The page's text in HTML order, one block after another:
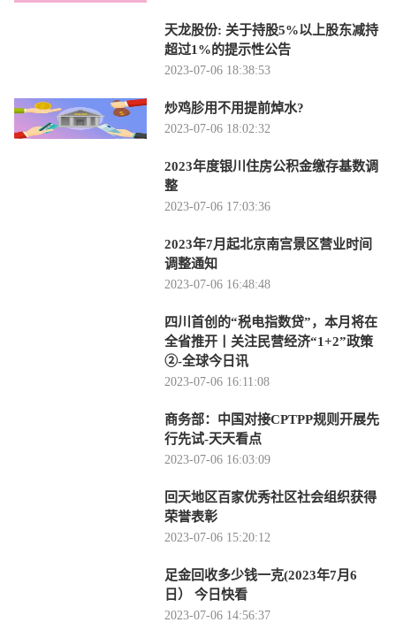
天龙股份: 关于持股5%以上股东减持
超过1%的提示性公告
2023-07-06 18:38:53
炒鸡胗用不用提前焯水?
2023-07-06 18:02:32
2023年度银川住房公积金缴存基数调
整
2023-07-06 17:03:36
2023年7月起北京南宫景区营业时间
调整通知
2023-07-06 16:48:48
四川首创的“税电指数贷”，本月将在
全省推开丨关注民营经济“1+2”政策
②-全球今日讯
2023-07-06 16:11:08
商务部：中国对接CPTPP规则开展先
行先试-天天看点
2023-07-06 16:03:09
回天地区百家优秀社区社会组织获得
荣誉表彰
2023-07-06 15:20:12
足金回收多少钱一克(2023年7月6
日） 今日快看
2023-07-06 14:56:37